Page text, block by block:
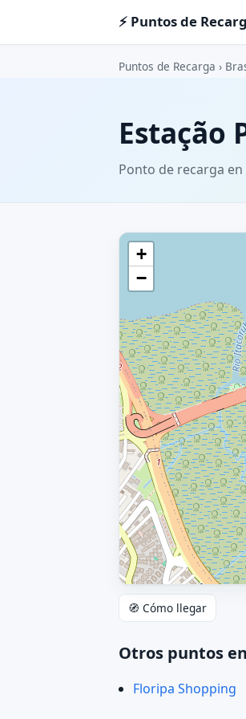
⚡ Puntos de
Puntos de Recarga ›
Estação
Ponto de recarga
+
−
🧭 Cómo llegar
Otros puntos
Floripa Shopping